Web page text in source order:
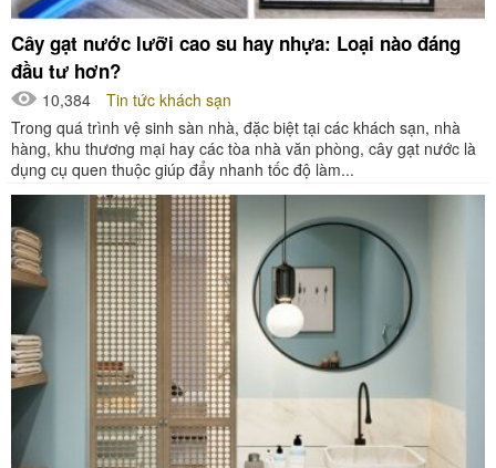
Cây gạt nước lưỡi cao su hay nhựa: Loại nào đáng
đầu tư hơn?
10,384
Tin tức khách sạn
Trong quá trình vệ sinh sàn nhà, đặc biệt tại các khách sạn, nhà
hàng, khu thương mại hay các tòa nhà văn phòng, cây gạt nước là
dụng cụ quen thuộc giúp đẩy nhanh tốc độ làm...